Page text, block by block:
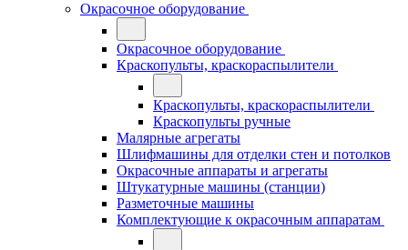
Окрасочное оборудование
Окрасочное оборудование
Краскопульты, краскораспылители
Краскопульты, краскораспылители
Краскопульты ручные
Малярные агрегаты
Шлифмашины для отделки стен и потолков
Окрасочные аппараты и агрегаты
Штукатурные машины (станции)
Разметочные машины
Комплектующие к окрасочным аппаратам